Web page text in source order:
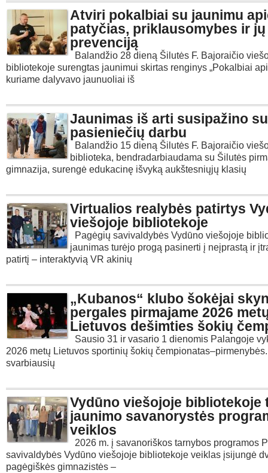
Atviri pokalbiai su jaunimu
patyčias, priklausomybes ir jų
prevenciją
Balandžio 28 dieną Šilutės F. Bajoraičio
bibliotekoje surengtas jaunimui skirtas renginys „Pokalbiai
kuriame dalyvavo jaunuoliai iš
Jaunimas iš arti susipažino su
pasieniečių darbu
Balandžio 15 dieną Šilutės F. Bajoraičio
biblioteka, bendradarbiaudama su Šilutės
gimnazija, surengė edukacinę išvyką aukštesniųjų klasių
Virtualios realybės patirtys
viešojoje bibliotekoje
Pagėgių savivaldybės Vydūno viešojoje
jaunimas turėjo progą pasinerti į neįprastą ir
patirtį – interaktyvią VR akinių
„Kubanos“ klubo šokėjai
pergales pirmajame 2026
Lietuvos dešimties šokių
Sausio 31 ir vasario 1 dienomis Palangoje
2026 metų Lietuvos sportinių šokių
svarbiausių
Vydūno viešojoje bibliotekoje
jaunimo savanorystės
veiklos
2026 m. į savanoriškos tarnybos programos
savivaldybės Vydūno viešojoje bibliotekoje veiklas įsijungė
pagėgiškės gimnazistės –